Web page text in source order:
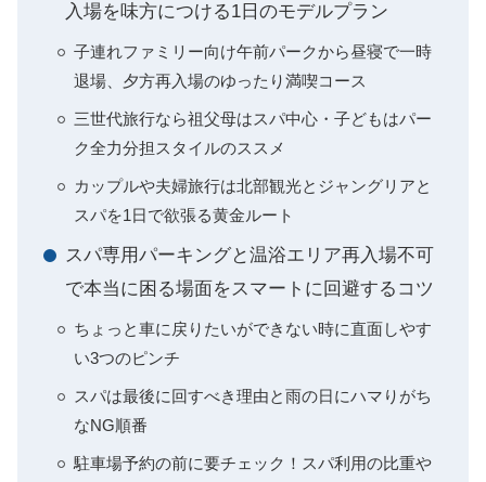
入場を味方につける1日のモデルプラン
子連れファミリー向け午前パークから昼寝で一時
退場、夕方再入場のゆったり満喫コース
三世代旅行なら祖父母はスパ中心・子どもはパー
ク全力分担スタイルのススメ
カップルや夫婦旅行は北部観光とジャングリアと
スパを1日で欲張る黄金ルート
スパ専用パーキングと温浴エリア再入場不可
で本当に困る場面をスマートに回避するコツ
ちょっと車に戻りたいができない時に直面しやす
い3つのピンチ
スパは最後に回すべき理由と雨の日にハマりがち
なNG順番
駐車場予約の前に要チェック！スパ利用の比重や